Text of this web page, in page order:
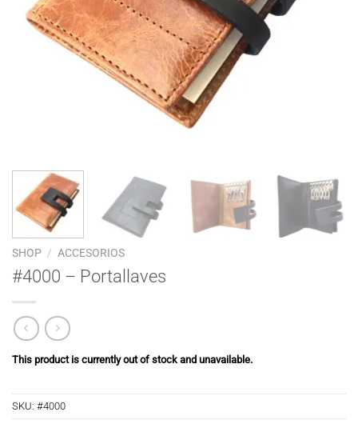
SHOP / ACCESORIOS
#4000 – Portallaves
This product is currently out of stock and unavailable.
SKU: #4000